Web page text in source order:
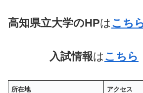
高知県立大学のHPは こち
入試情報は こちら
所在地 アクセス